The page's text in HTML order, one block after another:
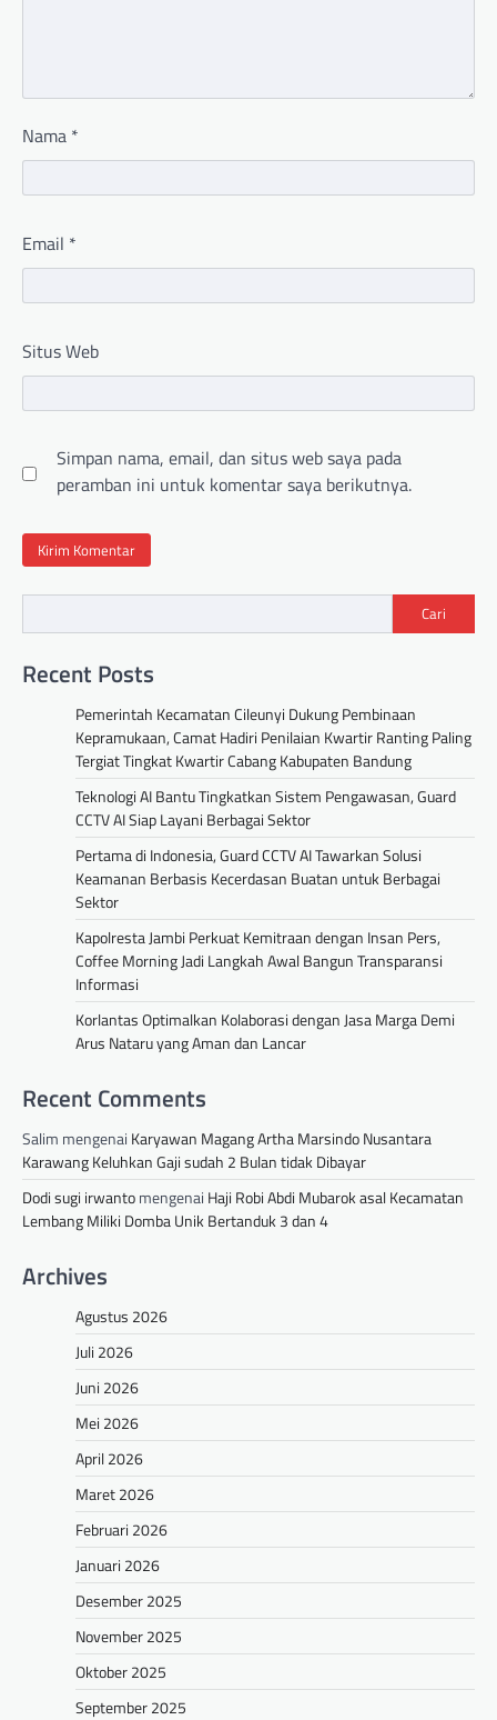
Nama *
Email *
Situs Web
Simpan nama, email, dan situs web saya pada
peramban ini untuk komentar saya berikutnya.
Cari
Recent Posts
Pemerintah Kecamatan Cileunyi Dukung Pembinaan
Kepramukaan, Camat Hadiri Penilaian Kwartir Ranting Paling
Tergiat Tingkat Kwartir Cabang Kabupaten Bandung
Teknologi AI Bantu Tingkatkan Sistem Pengawasan, Guard
CCTV AI Siap Layani Berbagai Sektor
Pertama di Indonesia, Guard CCTV AI Tawarkan Solusi
Keamanan Berbasis Kecerdasan Buatan untuk Berbagai
Sektor
Kapolresta Jambi Perkuat Kemitraan dengan Insan Pers,
Coffee Morning Jadi Langkah Awal Bangun Transparansi
Informasi
Korlantas Optimalkan Kolaborasi dengan Jasa Marga Demi
Arus Nataru yang Aman dan Lancar
Recent Comments
Salim mengenai Karyawan Magang Artha Marsindo Nusantara
Karawang Keluhkan Gaji sudah 2 Bulan tidak Dibayar
Dodi sugi irwantomengenai Haji Robi Abdi Mubarok asal Kecamatan
Lembang Miliki Domba Unik Bertanduk 3 dan 4
Archives
Agustus 2026
Juli 2026
Juni 2026
Mei 2026
April 2026
Maret 2026
Februari 2026
Januari 2026
Desember 2025
November 2025
Oktober 2025
September 2025